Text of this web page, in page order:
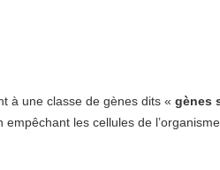
à une classe de gènes dits « gènes
les cellules de